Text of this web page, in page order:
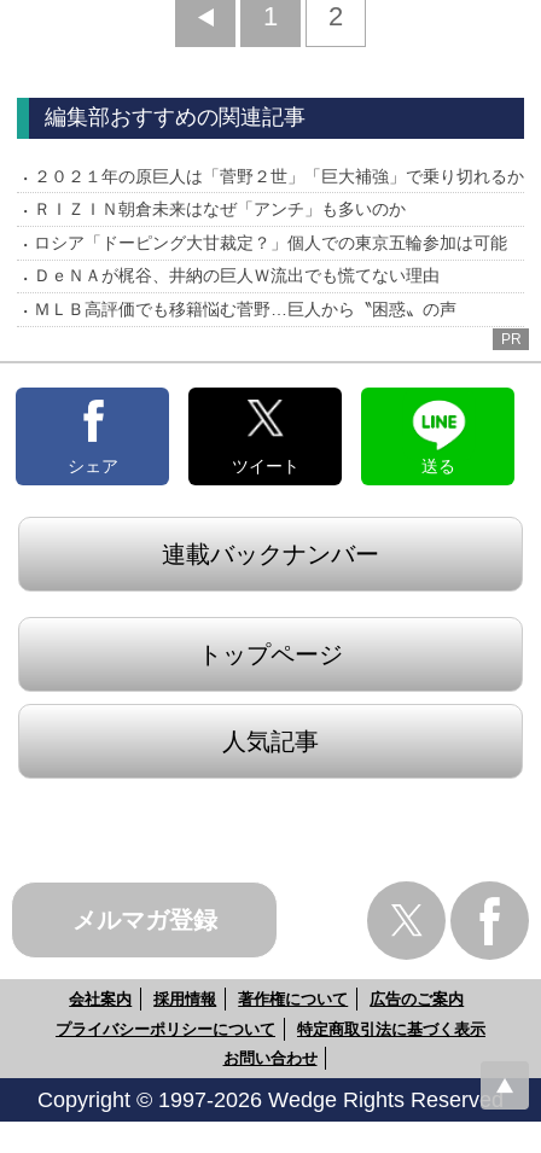
前
1 2
編集部おすすめの関連記事
２０２１年の原巨人は「菅野２世」「巨大補強」で乗り切れるか
ＲＩＺＩＮ朝倉未来はなぜ「アンチ」も多いのか
ロシア「ドーピング大甘裁定？」個人での東京五輪参加は可能
ＤｅＮＡが梶谷、井納の巨人Ｗ流出でも慌てない理由
ＭＬＢ高評価でも移籍悩む菅野…巨人から〝困惑〟の声
PR
シェア ツイート 送る
連載バックナンバー
トップページ
人気記事
メルマガ登録
会社案内 採用情報 著作権について
広告のご案内
プライバシーポリシーについて
特定商取引法に基づく表示
お問い合わせ
Copyright © 1997-2026 Wedge Rights Reserved